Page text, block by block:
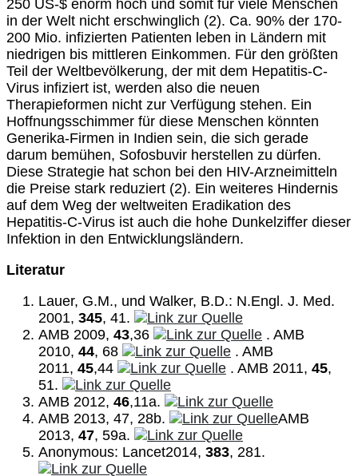
250 US-$ enorm hoch und somit für viele Menschen
in der Welt nicht erschwinglich (2). Ca. 90% der 170-
200 Mio. infizierten Patienten leben in Ländern mit
niedrigen bis mittleren Einkommen. Für den größten
Teil der Weltbevölkerung, der mit dem Hepatitis-C-
Virus infiziert ist, werden also die neuen
Therapieformen nicht zur Verfügung stehen. Ein
Hoffnungsschimmer für diese Menschen könnten
Generika-Firmen in Indien sein, die sich gerade
darum bemühen, Sofosbuvir herstellen zu dürfen.
Diese Strategie hat schon bei den HIV-Arzneimitteln
die Preise stark reduziert (2). Ein weiteres Hindernis
auf dem Weg der weltweiten Eradikation des
Hepatitis-C-Virus ist auch die hohe Dunkelziffer dieser
Infektion in den Entwicklungsländern.
Literatur
Lauer, G.M., und Walker, B.D.: N.Engl. J. Med.
2001, 345, 41.
AMB 2009, 43,36
. AMB
2010, 44, 68
. AMB
2011, 45,44 . AMB 2011, 45,
51.
AMB 2012, 46,11a.
AMB 2013, 47, 28b.
AMB
2013, 47, 59a.
Anonymous: Lancet2014, 383, 281.